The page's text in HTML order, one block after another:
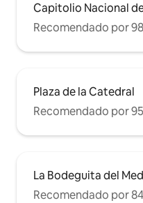
Capitolio Nacional
Recomendado por
Plaza de la Catedral
Recomendado por
La Bodeguita del
Recomendado por